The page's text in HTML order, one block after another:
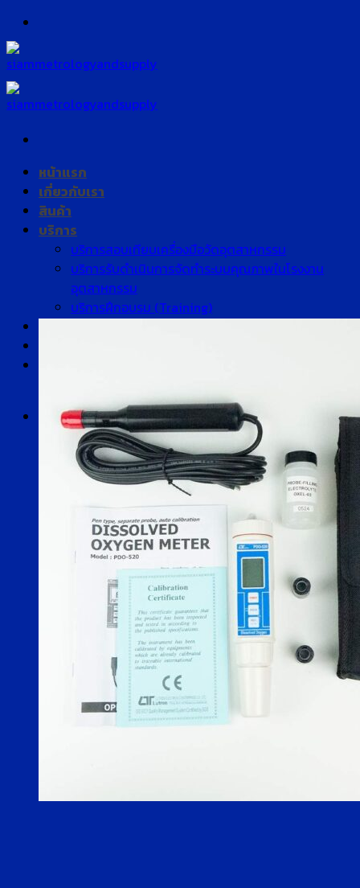
Skip
to
content
หน้าแรก
เกี่ยวกับเรา
สินค้า
บริการ
บริการสอบเทียบเครื่องมือวัดอุตสาหกรรม
บริการรับดำเนินการจัดทำระบบคุณภาพในโรงงาน
อุตสาหกรรม
บริการฝึกอบรม (Training)
Search
for: